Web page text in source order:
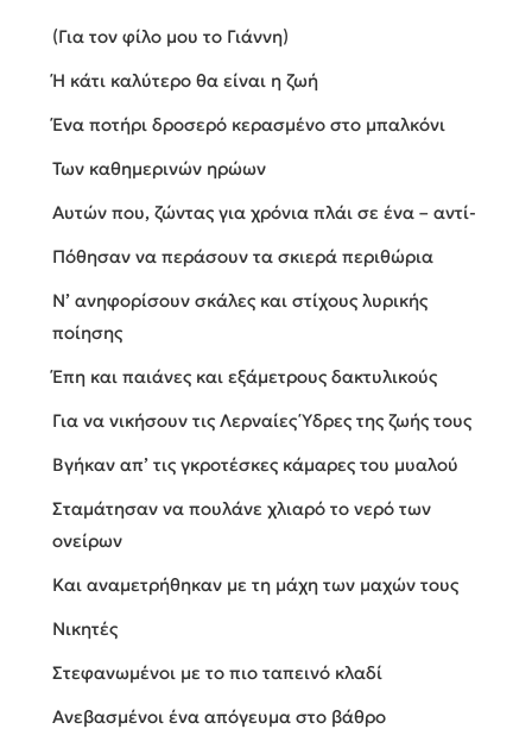
(Για τον φίλο μου το Γιάννη)
Ή κάτι καλύτερο θα είναι η ζωή
Ένα ποτήρι δροσερό κερασμένο στο μπαλκόνι
Των καθημερινών ηρώων
Αυτών που, ζώντας για χρόνια πλάι σε ένα – αντί-
Πόθησαν να περάσουν τα σκιερά περιθώρια
Ν’ ανηφορίσουν σκάλες και στίχους λυρικής
ποίησης
Έπη και παιάνες και εξάμετρους δακτυλικούς
Για να νικήσουν τις Λερναίες Ύδρες της ζωής τους
Βγήκαν απ’ τις γκροτέσκες κάμαρες του μυαλού
Σταμάτησαν να πουλάνε χλιαρό το νερό των
ονείρων
Και αναμετρήθηκαν με τη μάχη των μαχών τους
Νικητές
Στεφανωμένοι με το πιο ταπεινό κλαδί
Ανεβασμένοι ένα απόγευμα στο βάθρο